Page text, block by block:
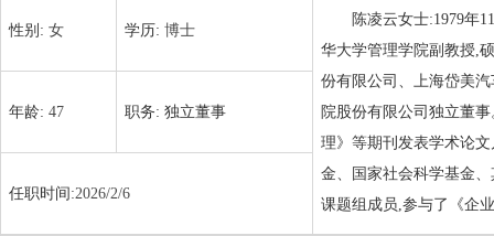
性别: 女 学历: 博士
陈凌云女士:1979年
华大学管理学院副教授,
份有限公司、上海岱美
院股份有限公司独立董
理》等期刊发表学术论
金、国家社会科学基金
课题组成员,参与了《企
年龄: 47 职务: 独立董事
任职时间:2026/2/6